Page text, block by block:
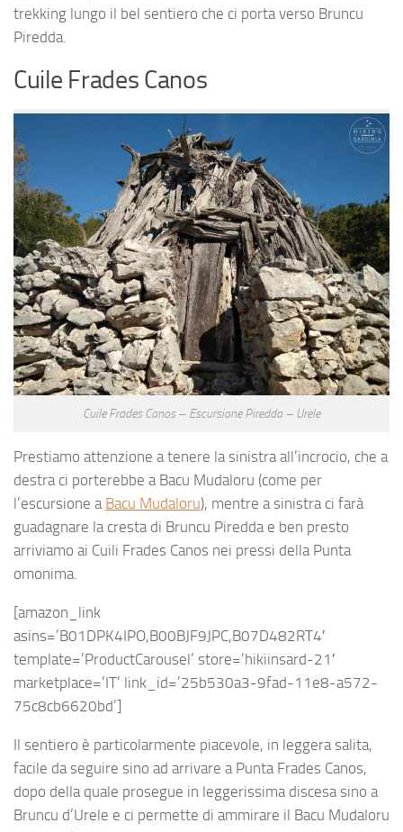
trekking lungo il bel sentiero che ci porta verso Bruncu
Piredda.
Cuile Frades Canos
Cuile Frades Canos – Escursione Piredda – Urele
Prestiamo attenzione a tenere la sinistra all’incrocio, che a
destra ci porterebbe a Bacu Mudaloru (come per
l’escursione a Bacu Mudaloru), mentre a sinistra ci farà
guadagnare la cresta di Bruncu Piredda e ben presto
arriviamo ai Cuili Frades Canos nei pressi della Punta
omonima.
[amazon_link
asins=’B01DPK4IPO,B00BJF9JPC,B07D482RT4′
template=’ProductCarousel’ store=’hikiinsard-21′
marketplace=’IT’ link_id=’25b530a3-9fad-11e8-a572-
75c8cb6620bd’]
Il sentiero è particolarmente piacevole, in leggera salita,
facile da seguire sino ad arrivare a Punta Frades Canos,
dopo della quale prosegue in leggerissima discesa sino a
Bruncu d’Urele e ci permette di ammirare il Bacu Mudaloru